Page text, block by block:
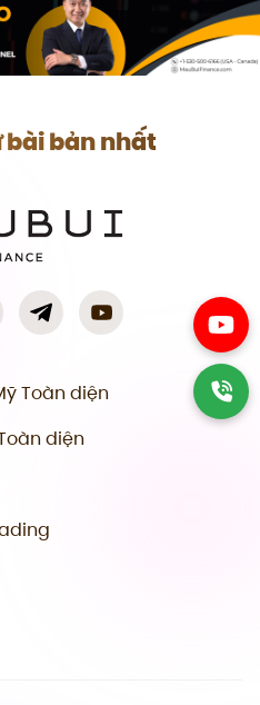
bài bản nhất
Toàn diện
diện